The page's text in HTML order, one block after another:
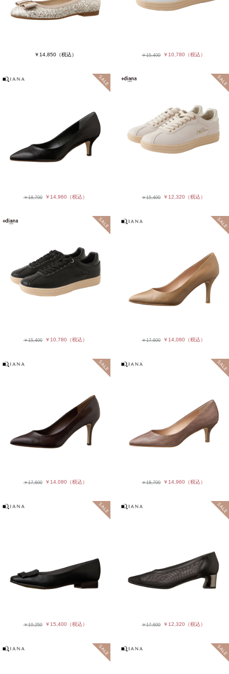
￥14,850（税込） ￥15,400 ￥10,780 （税込）
￥18,700 ￥14,960（税込） ￥15,400 ￥12,320 （税込）
￥15,400 ￥10,780（税込） ￥17,600 ￥14,080 （税込）
￥17,600 ￥14,080（税込） ￥18,700 ￥14,960 （税込）
￥19,250 ￥15,400（税込） ￥17,600 ￥12,320 （税込）